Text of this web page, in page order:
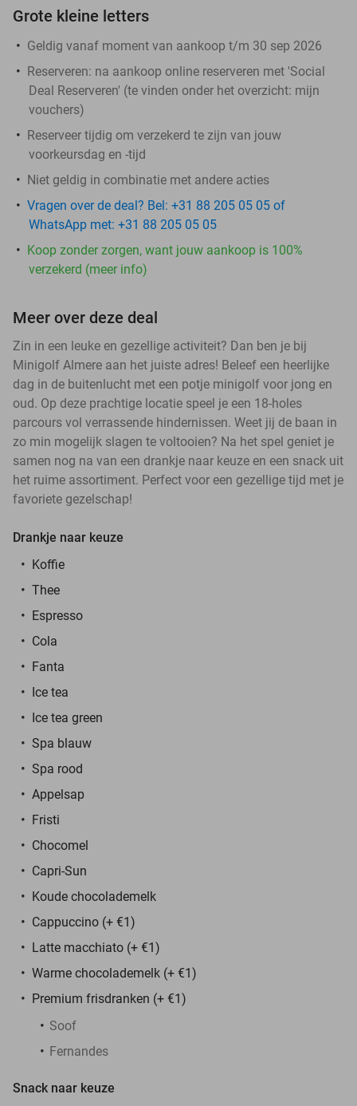
Grote kleine letters
Geldig vanaf moment van aankoop t/m 30 sep 2026
Reserveren: na aankoop online reserveren met 'Social
Deal Reserveren' (te vinden onder het overzicht: mijn
vouchers)
Reserveer tijdig om verzekerd te zijn van jouw
voorkeursdag en -tijd
Niet geldig in combinatie met andere acties
Vragen over de deal? Bel: +31 88 205 05 05 of
WhatsApp met: +31 88 205 05 05
Koop zonder zorgen, want jouw aankoop is 100%
verzekerd (meer info)
Meer over deze deal
Zin in een leuke en gezellige activiteit? Dan ben je bij
Minigolf Almere aan het juiste adres! Beleef een heerlijke
dag in de buitenlucht met een potje minigolf voor jong en
oud. Op deze prachtige locatie speel je een 18-holes
parcours vol verrassende hindernissen. Weet jij de baan in
zo min mogelijk slagen te voltooien? Na het spel geniet je
samen nog na van een drankje naar keuze en een snack uit
het ruime assortiment. Perfect voor een gezellige tijd met je
favoriete gezelschap!
Drankje naar keuze
Koffie
Thee
Espresso
Cola
Fanta
Ice tea
Ice tea green
Spa blauw
Spa rood
Appelsap
Fristi
Chocomel
Capri-Sun
Koude chocolademelk
Cappuccino (+ €1)
Latte macchiato (+ €1)
Warme chocolademelk (+ €1)
Premium frisdranken (+ €1)
Soof
Fernandes
Snack naar keuze